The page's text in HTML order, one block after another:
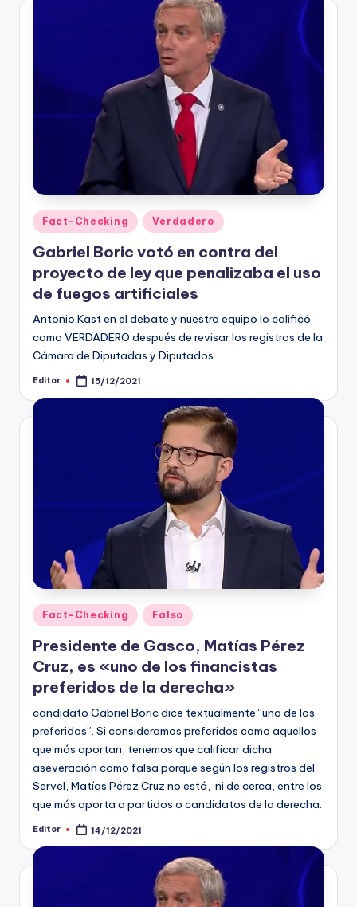
Publicado
en
Fact-Checking Verdadero
Gabriel Boric votó en contra del
proyecto de ley que penalizaba el uso
de fuegos artificiales
Antonio Kast en el debate y nuestro equipo lo calificó
como VERDADERO después de revisar los registros de la
Cámara de Diputadas y Diputados.
Publicado
Editor 15/12/2021
Publicado
en
Fact-Checking Falso
Presidente de Gasco, Matías Pérez
Cruz, es «uno de los financistas
preferidos de la derecha»
candidato Gabriel Boric dice textualmente “uno de los
preferidos”. Si consideramos preferidos como aquellos
que más aportan, tenemos que calificar dicha
aseveración como falsa porque según los registros del
Servel, Matías Pérez Cruz no está, ni de cerca, entre los
que más aporta a partidos o candidatos de la derecha.
Publicado
Editor 14/12/2021